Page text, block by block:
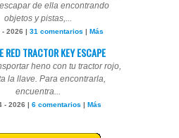
de ella encontrando
objetos y pistas,...
- 2026 | 31 comentarios | Más
RED TRACTOR KEY ESCAPE
heno con tu tractor rojo,
la llave. Para encontrarla,
encuentra...
- 2026 | 6 comentarios | Más